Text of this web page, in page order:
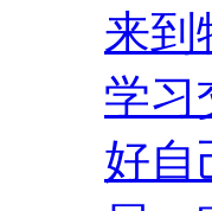
来到
学习
好自